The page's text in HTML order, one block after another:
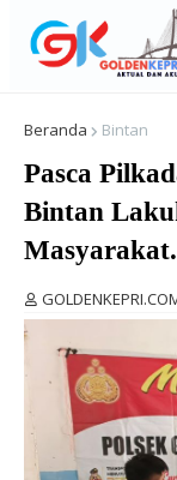
Beranda Bintan
Pasca
Bintan
Masyarakat.